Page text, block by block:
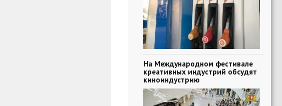
На Международном фестивале
креативных индустрий обсудят
киноиндустрию